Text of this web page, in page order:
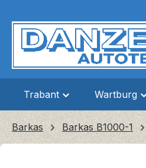
Trabant Wartburg
Barkas Barkas B1000-1